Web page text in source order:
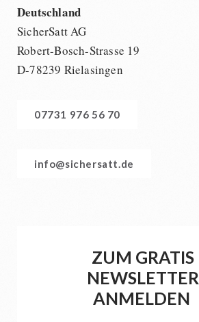
Deutschland
SicherSatt AG
Robert-Bosch-Strasse 19
D-78239 Rielasingen
07731 976 56 70
info@sichersatt.de
ZUM GRATIS
NEWSLETTER
ANMELDEN